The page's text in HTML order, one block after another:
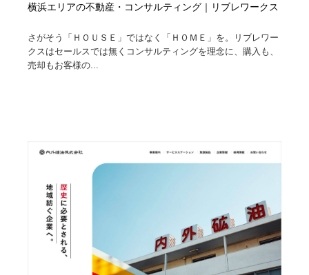
横浜エリアの不動産・コンサルティング｜リブレワークス
さがそう「ＨＯＵＳＥ」ではなく「ＨＯＭＥ」を。リブレワー
クスはセールスでは無くコンサルティングを理念に、購入も、
売却もお客様の...